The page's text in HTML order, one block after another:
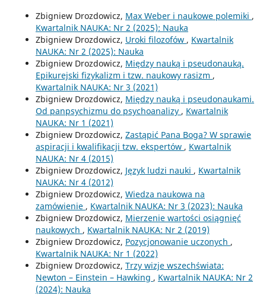
Zbigniew Drozdowicz, Max Weber i naukowe polemiki ,
Kwartalnik NAUKA: Nr 2 (2025): Nauka
Zbigniew Drozdowicz, Uroki filozofów , Kwartalnik
NAUKA: Nr 2 (2025): Nauka
Zbigniew Drozdowicz, Między nauką i pseudonauką.
Epikurejski fizykalizm i tzw. naukowy rasizm ,
Kwartalnik NAUKA: Nr 3 (2021)
Zbigniew Drozdowicz, Między nauką i pseudonaukami.
Od panpsychizmu do psychoanalizy , Kwartalnik
NAUKA: Nr 1 (2021)
Zbigniew Drozdowicz, Zastąpić Pana Boga? W sprawie
aspiracji i kwalifikacji tzw. ekspertów , Kwartalnik
NAUKA: Nr 4 (2015)
Zbigniew Drozdowicz, Język ludzi nauki , Kwartalnik
NAUKA: Nr 4 (2012)
Zbigniew Drozdowicz, Wiedza naukowa na
zamówienie , Kwartalnik NAUKA: Nr 3 (2023): Nauka
Zbigniew Drozdowicz, Mierzenie wartości osiągnięć
naukowych , Kwartalnik NAUKA: Nr 2 (2019)
Zbigniew Drozdowicz, Pozycjonowanie uczonych ,
Kwartalnik NAUKA: Nr 1 (2022)
Zbigniew Drozdowicz, Trzy wizje wszechświata:
Newton – Einstein – Hawking , Kwartalnik NAUKA: Nr 2
(2024): Nauka